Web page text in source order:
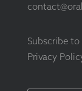
Subscribe
Privacy